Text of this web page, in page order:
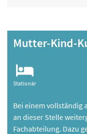
Mutter-Kind-
Stationär
Bei einem
an dieser Stelle
Fachabteilung. Dazu